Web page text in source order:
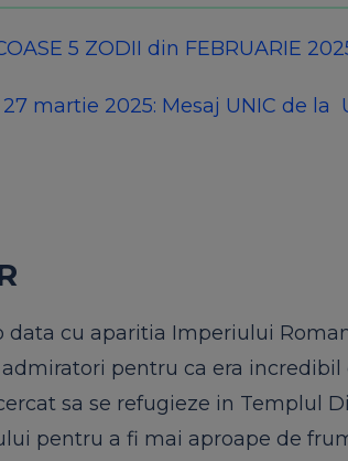
5 ZODII din FEBRUARIE
martie 2025: Mesaj UNIC de la
cu aparitia Imperiului
pentru ca era incredibil
sa se refugieze in Templul
pentru a fi mai aproape de